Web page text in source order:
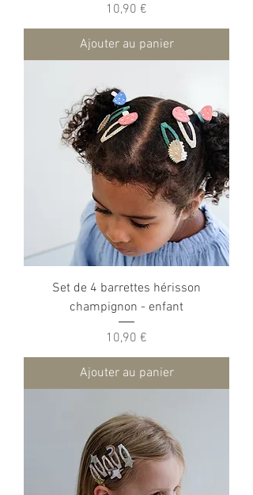
Prix
10,90 €
Ajouter au panier
Set de 4 barrettes hérisson
champignon - enfant
Prix
10,90 €
Ajouter au panier